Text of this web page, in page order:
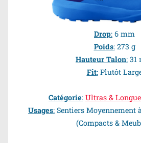
Drop: 6 mm
Poids:273 g
Hauteur Talon: 31
Fit: Plutôt
Catégorie: Ultras &
Usages: Sentiers Moyennement
(Compacts &